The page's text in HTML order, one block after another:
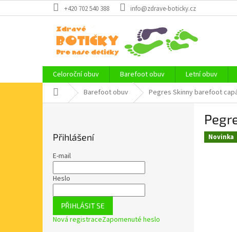
na
+420 702 540 388 info@zdrave-boticky.cz
Celoroční obuv Barefoot obuv Letní obuv
Domů Barefoot obuv Pegres Skinny barefoot
Přihlášení
E-mail
Heslo
PŘIHLÁSIT SE
Nová registraceZapomenuté heslo
Novinka